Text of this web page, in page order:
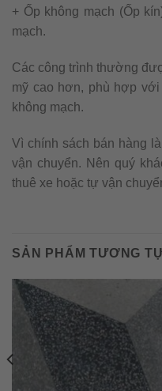
+ Ốp không mạch (Ốp
mạch.
Các công trình thường
mỹ cao hơn, phù hợp
không mạch.
Vì chính sách bán hàng
vận chuyển. Nên quý
thuê xe hoặc tự vận
SẢN PHẨM TƯƠNG